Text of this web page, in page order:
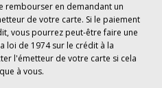
rembourser en demandant un
de votre carte. Si le paiement
vous pourrez peut-être faire une
loi de 1974 sur le crédit à la
l'émetteur de votre carte si cela
à vous.